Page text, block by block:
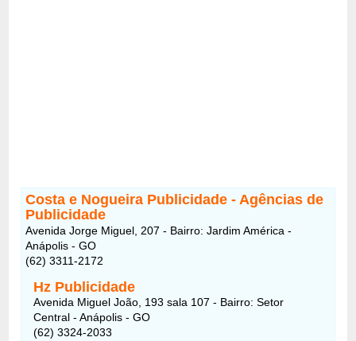
Costa e Nogueira Publicidade - Agências de
Publicidade
Avenida Jorge Miguel, 207 - Bairro: Jardim América -
Anápolis - GO
(62) 3311-2172
Hz Publicidade
Avenida Miguel João, 193 sala 107 - Bairro: Setor
Central - Anápolis - GO
(62) 3324-2033